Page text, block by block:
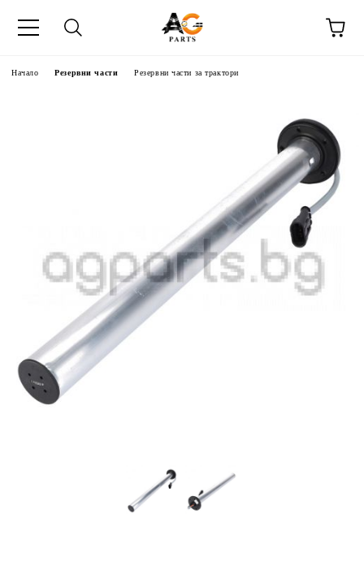
Начало Резервни части Резервни части за трактори